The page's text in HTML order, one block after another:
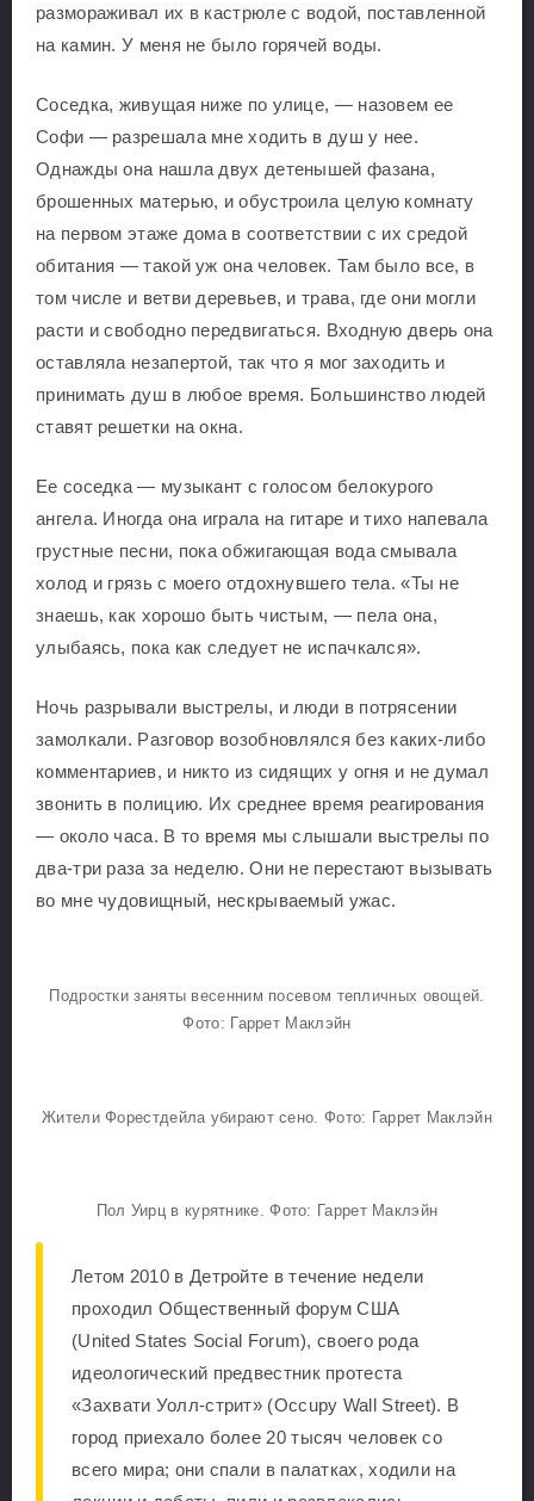
размораживал их в кастрюле с водой, поставленной
на камин. У меня не было горячей воды.
Соседка, живущая ниже по улице, — назовем ее
Софи — разрешала мне ходить в душ у нее.
Однажды она нашла двух детенышей фазана,
брошенных матерью, и обустроила целую комнату
на первом этаже дома в соответствии с их средой
обитания — такой уж она человек. Там было все, в
том числе и ветви деревьев, и трава, где они могли
расти и свободно передвигаться. Входную дверь она
оставляла незапертой, так что я мог заходить и
принимать душ в любое время. Большинство людей
ставят решетки на окна.
Ее соседка — музыкант с голосом белокурого
ангела. Иногда она играла на гитаре и тихо напевала
грустные песни, пока обжигающая вода смывала
холод и грязь с моего отдохнувшего тела. «Ты не
знаешь, как хорошо быть чистым, — пела она,
улыбаясь, пока как следует не испачкался».
Ночь разрывали выстрелы, и люди в потрясении
замолкали. Разговор возобновлялся без каких-либо
комментариев, и никто из сидящих у огня и не думал
звонить в полицию. Их среднее время реагирования
— около часа. В то время мы слышали выстрелы по
два-три раза за неделю. Они не перестают вызывать
во мне чудовищный, нескрываемый ужас.
Подростки заняты весенним посевом тепличных овощей.
Фото: Гаррет Маклэйн
Жители Форестдейла убирают сено. Фото: Гаррет Маклэйн
Пол Уирц в курятнике. Фото: Гаррет Маклэйн
Летом 2010 в Детройте в течение недели
проходил Общественный форум США
(United States Social Forum), своего рода
идеологический предвестник протеста
«Захвати Уолл-стрит» (Occupy Wall Street). В
город приехало более 20 тысяч человек со
всего мира; они спали в палатках, ходили на